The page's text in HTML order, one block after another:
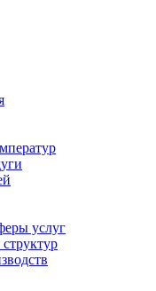
услуг